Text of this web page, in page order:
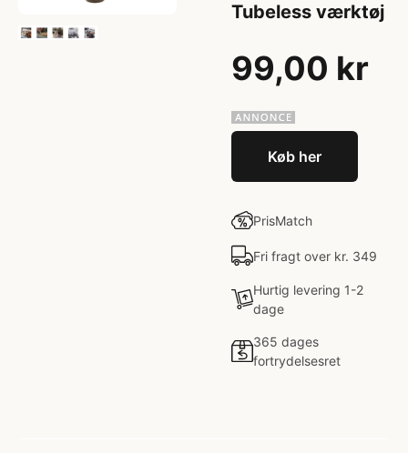
Tubeless værktøj
99,00 kr
Køb her
PrisMatch
Fri fragt over kr. 349
Hurtig levering 1-2
dage
365 dages
fortrydelsesret